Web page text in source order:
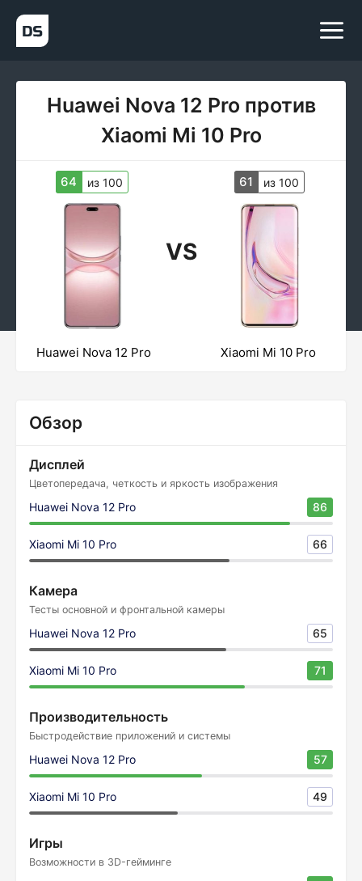
Huawei Nova 12 Pro против
Xiaomi Mi 10 Pro
64 из 100
VS
61 из 100
Huawei Nova 12 Pro Xiaomi Mi 10 Pro
Обзор
Дисплей
Цветопередача, четкость и яркость изображения
Huawei Nova 12 Pro 86
Xiaomi Mi 10 Pro 66
Камера
Тесты основной и фронтальной камеры
Huawei Nova 12 Pro 65
Xiaomi Mi 10 Pro 71
Производительность
Быстродействие приложений и системы
Huawei Nova 12 Pro 57
Xiaomi Mi 10 Pro 49
Игры
Возможности в 3D-гейминге